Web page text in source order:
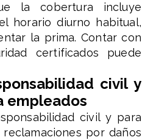
la cobertura incluye
horario diurno habitual,
la prima. Contar con
certificados puede
civil y
empleados
civil y para
por daños